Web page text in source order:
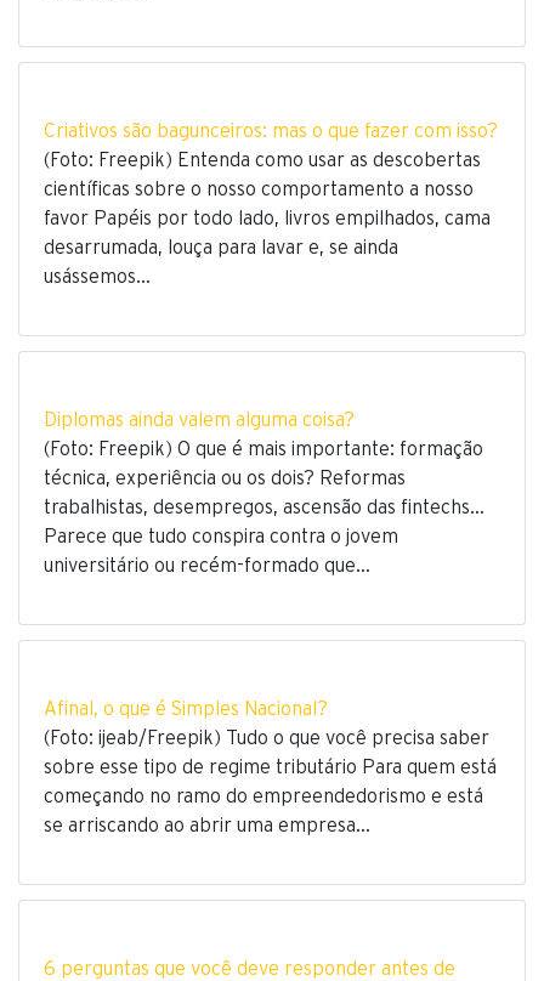
Criativos são bagunceiros: mas o que fazer com isso?
(Foto: Freepik) Entenda como usar as descobertas
científicas sobre o nosso comportamento a nosso
favor Papéis por todo lado, livros empilhados, cama
desarrumada, louça para lavar e, se ainda
usássemos…
Diplomas ainda valem alguma coisa?
(Foto: Freepik) O que é mais importante: formação
técnica, experiência ou os dois? Reformas
trabalhistas, desempregos, ascensão das fintechs…
Parece que tudo conspira contra o jovem
universitário ou recém-formado que…
Afinal, o que é Simples Nacional?
(Foto: ijeab/Freepik) Tudo o que você precisa saber
sobre esse tipo de regime tributário Para quem está
começando no ramo do empreendedorismo e está
se arriscando ao abrir uma empresa…
6 perguntas que você deve responder antes de